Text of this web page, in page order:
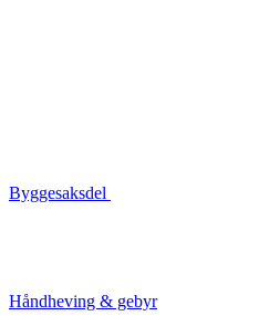
Byggesaksdel
Håndheving & gebyr